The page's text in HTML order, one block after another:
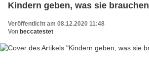
Kindern geben, was sie brauchen
Veröffentlicht am 08.12.2020 11:48
Von beccatestet